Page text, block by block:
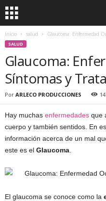
Inicio salud Glaucoma: Enfermedad
SALUD
Glaucoma:
Síntomas y
Por ARLECO PRODUCCIONES
Hay muchas enfermedades que
cuerpo y también sentidos. En
información acerca de un mal
este es el Glaucoma
El glaucoma se conoce como la